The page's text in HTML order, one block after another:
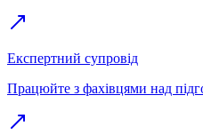
Експертний супровід
Працюйте з фахівцями над